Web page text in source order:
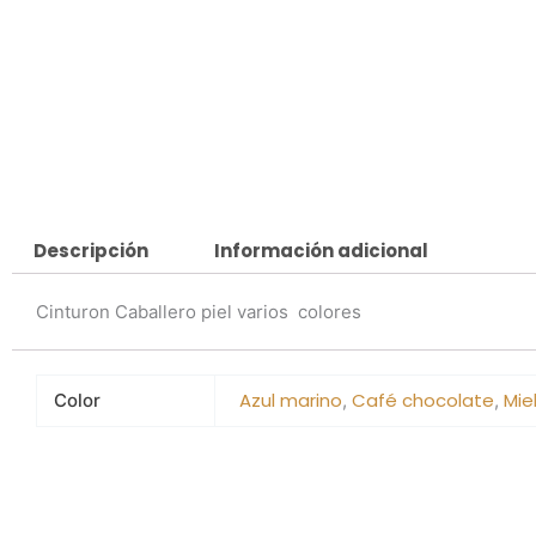
Descripción Información adicional
Cinturon Caballero piel varios colores
Color Azul marino,Café chocolate,Miel